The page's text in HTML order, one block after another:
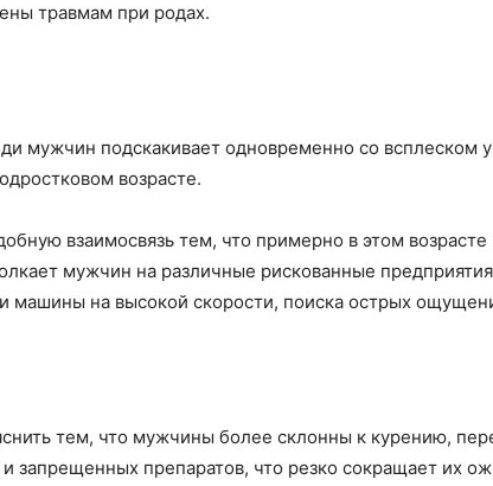
травмам при родах.
мужчин подскакивает одновременно со всплеском
возрасте.
взаимосвязь тем, что примерно в этом
мужчин на различные рискованные
машины на высокой скорости, поиска острых
тем, что мужчины более склонны к курению,
запрещенных препаратов, что резко сокращает их